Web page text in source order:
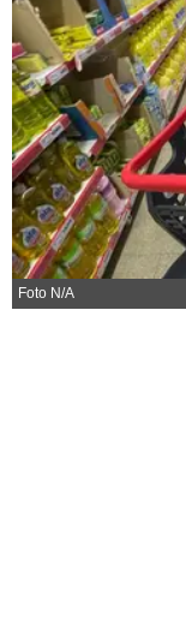
Sociedad y tiempo
libre
El tiempo
Fúnebres
Clasificados
Foto N/A